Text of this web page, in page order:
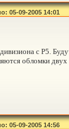
05-09-2005 14:01
с Р5.
обломки
05-09-2005 14:56